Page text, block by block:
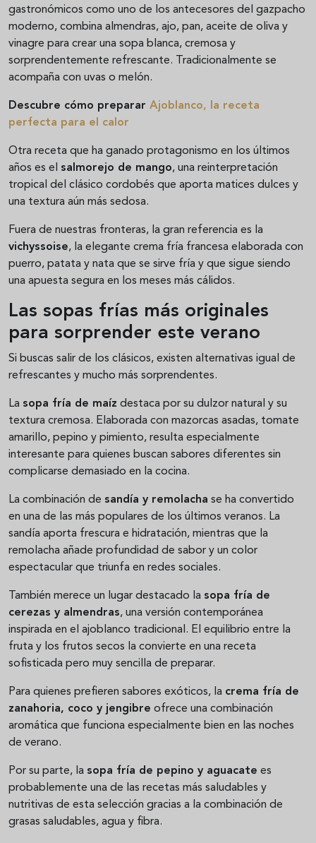
gastronómicos como uno de los antecesores del gazpacho
moderno, combina almendras, ajo, pan, aceite de oliva y
vinagre para crear una sopa blanca, cremosa y
sorprendentemente refrescante. Tradicionalmente se
acompaña con uvas o melón.
Descubre cómo preparar Ajoblanco, la receta
perfecta para el calor
Otra receta que ha ganado protagonismo en los últimos
años es el salmorejo de mango, una reinterpretación
tropical del clásico cordobés que aporta matices dulces y
una textura aún más sedosa.
Fuera de nuestras fronteras, la gran referencia es la
vichyssoise, la elegante crema fría francesa elaborada con
puerro, patata y nata que se sirve fría y que sigue siendo
una apuesta segura en los meses más cálidos.
Las sopas frías más originales
para sorprender este verano
Si buscas salir de los clásicos, existen alternativas igual de
refrescantes y mucho más sorprendentes.
La sopa fría de maíz destaca por su dulzor natural y su
textura cremosa. Elaborada con mazorcas asadas, tomate
amarillo, pepino y pimiento, resulta especialmente
interesante para quienes buscan sabores diferentes sin
complicarse demasiado en la cocina.
La combinación de sandía y remolacha se ha convertido
en una de las más populares de los últimos veranos. La
sandía aporta frescura e hidratación, mientras que la
remolacha añade profundidad de sabor y un color
espectacular que triunfa en redes sociales.
También merece un lugar destacado la sopa fría de
cerezas y almendras, una versión contemporánea
inspirada en el ajoblanco tradicional. El equilibrio entre la
fruta y los frutos secos la convierte en una receta
sofisticada pero muy sencilla de preparar.
Para quienes prefieren sabores exóticos, la crema fría de
zanahoria, coco y jengibre ofrece una combinación
aromática que funciona especialmente bien en las noches
de verano.
Por su parte, la sopa fría de pepino y aguacate es
probablemente una de las recetas más saludables y
nutritivas de esta selección gracias a la combinación de
grasas saludables, agua y fibra.